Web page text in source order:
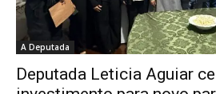
A Deputada
Deputada Leticia Aguiar